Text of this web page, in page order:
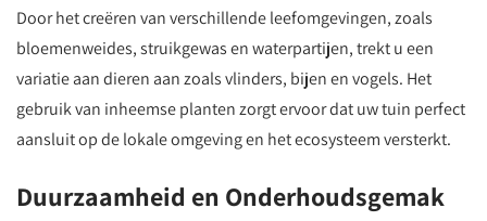
Door het creëren van verschillende leefomgevingen, zoals
bloemenweides, struikgewas en waterpartijen, trekt u een
variatie aan dieren aan zoals vlinders, bijen en vogels. Het
gebruik van inheemse planten zorgt ervoor dat uw tuin perfect
aansluit op de lokale omgeving en het ecosysteem versterkt.
Duurzaamheid en Onderhoudsgemak